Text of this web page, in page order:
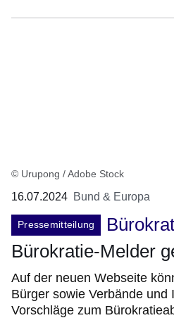
© Urupong / Adobe Stock
16.07.2024 Bund & Europa
Pressemitteilung
Bürokratie-Melder
Auf der neuen Webseite
Bürger sowie Verbände und
Vorschläge zum